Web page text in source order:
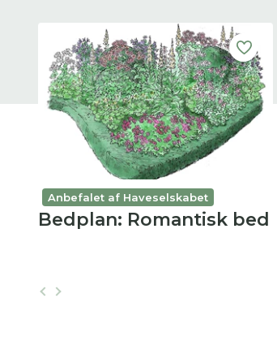
Anbefalet af Haveselskabet
Bedplan: Romantisk bed